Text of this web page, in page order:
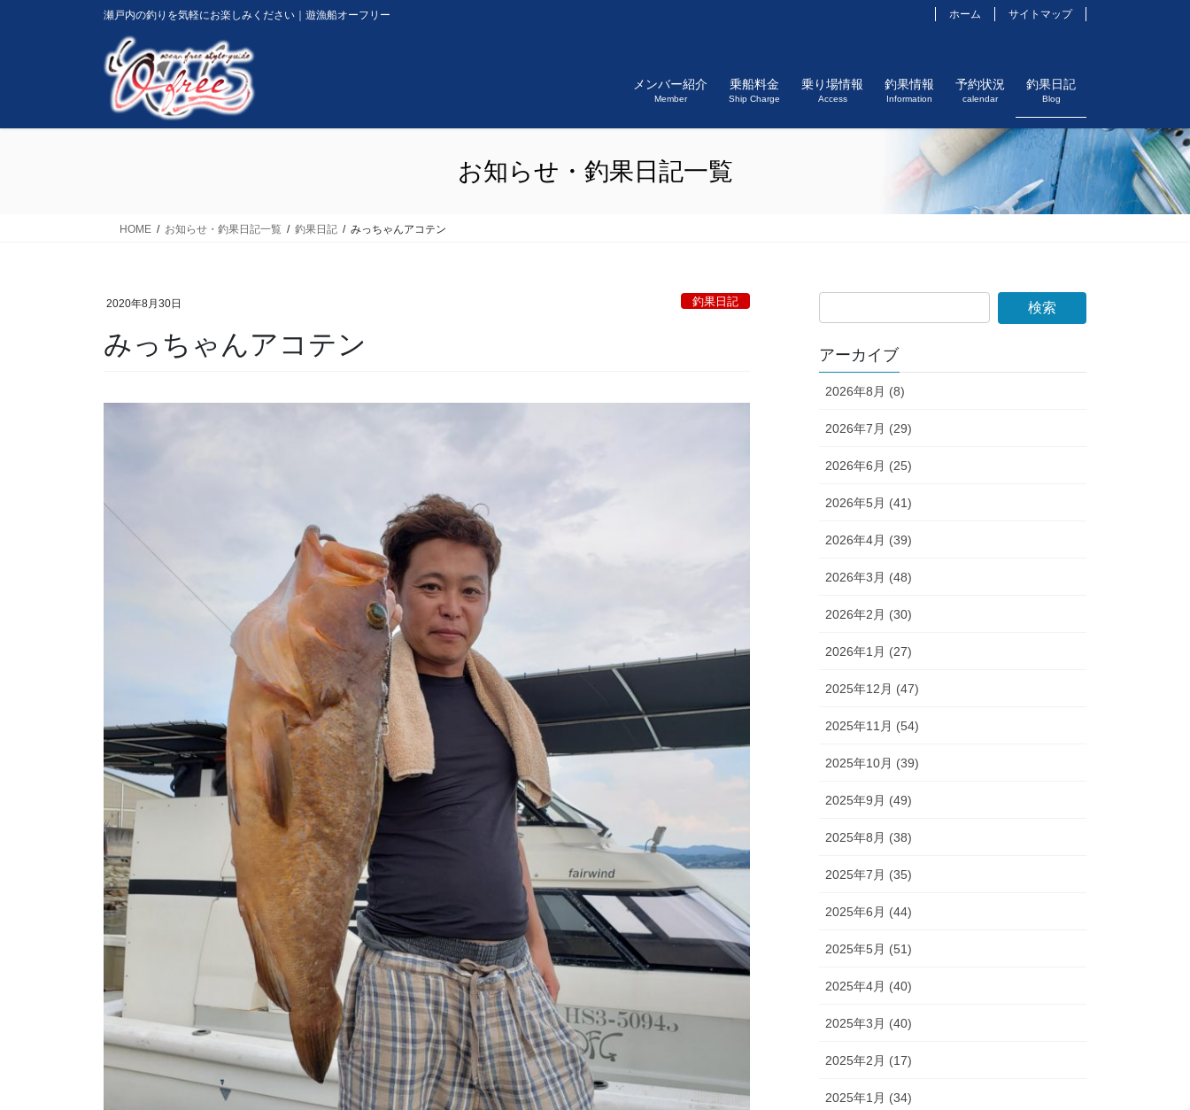
瀬戸内の釣りを気軽にお楽しみください｜遊漁船オーフリー ホーム サイトマップ
メンバー紹介
Member
乗船料金
Ship Charge
乗り場情報
Access
釣果情報
Information
予約状況
calendar
釣果日記
Blog
お知らせ・釣果日記一覧
HOME お知らせ・釣果日記一覧 釣果日記 みっちゃんアコテン
2020年8月30日 釣果日記
みっちゃんアコテン アーカイブ
2026年8月 (8)
2026年7月 (29)
2026年6月 (25)
2026年5月 (41)
2026年4月 (39)
2026年3月 (48)
2026年2月 (30)
2026年1月 (27)
2025年12月 (47)
2025年11月 (54)
2025年10月 (39)
2025年9月 (49)
2025年8月 (38)
2025年7月 (35)
2025年6月 (44)
2025年5月 (51)
2025年4月 (40)
2025年3月 (40)
2025年2月 (17)
2025年1月 (34)